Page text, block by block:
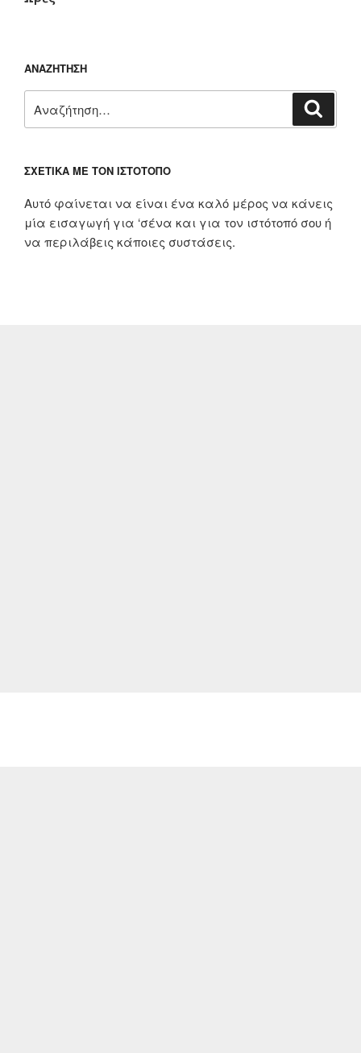
ΑΝΑΖΉΤΗΣΗ
για:
ΣΧΕΤΙΚΆ ΜΕ ΤΟΝ ΙΣΤΌΤΟΠΟ
Αυτό φαίνεται να είναι ένα καλό μέρος να κάνεις
μία εισαγωγή για ‘σένα και για τον ιστότοπό σου ή
να περιλάβεις κάποιες συστάσεις.